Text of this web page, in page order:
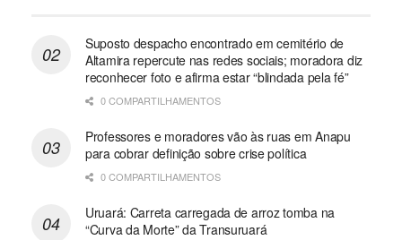
Suposto despacho encontrado em cemitério de
Altamira repercute nas redes sociais; moradora diz
reconhecer foto e afirma estar “blindada pela fé”
0 COMPARTILHAMENTOS
Professores e moradores vão às ruas em Anapu
para cobrar definição sobre crise política
0 COMPARTILHAMENTOS
Uruará: Carreta carregada de arroz tomba na
“Curva da Morte” da Transuruará